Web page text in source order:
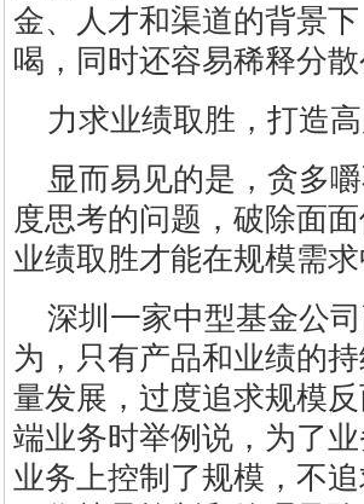
金、人才和渠道的背景
喝，同时还容易稀释分
力求业绩取胜，打造
显而易见的是，贪多
度思考的问题，破除面
业绩取胜才能在规模需
深圳一家中型基金公
为，只有产品和业绩的
量发展，过度追求规模
端业务时举例说，为了
业务上控制了规模，不